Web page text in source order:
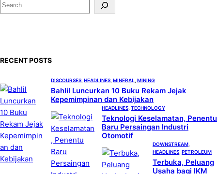
S
e
RECENT POSTS
DISCOURSES HEADLINES MINERAL MINING
Bahlil Luncurkan 10 Buku Rekam Jejak
Kepemimpinan dan Kebijakan
HEADLINES TECHNOLOGY
Teknologi Keselamatan, Penentu
Baru Persaingan Industri
Otomotif
DOWNSTREAM
HEADLINES PETROLEUM
Terbuka, Peluang
Usaha bagi IKM